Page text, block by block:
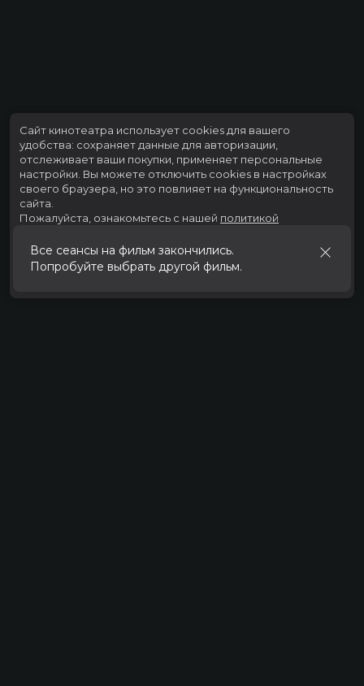
Все сеансы на фильм закончились.
Попробуйте выбрать другой фильм.
Сайт кинотеатра использует cookies для вашего
удобства: сохраняет данные для авторизации,
отслеживает ваши покупки, применяет персональные
настройки. Вы можете отключить cookies в настройках
своего браузера, но это повлияет на функциональность
сайта.
Пожалуйста, ознакомьтесь с нашей политикой
Принять